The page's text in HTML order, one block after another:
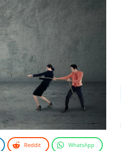
Reddit WhatsApp